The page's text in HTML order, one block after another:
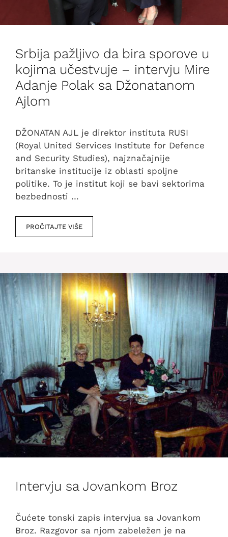
Srbija pažljivo da bira sporove u
kojima učestvuje – intervju Mire
Adanje Polak sa Džonatanom
Ajlom
DŽONATAN AJL je direktor instituta RUSI
(Royal United Services Institute for Defence
and Security Studies), najznačajnije
britanske institucije iz oblasti spoljne
politike. To je institut koji se bavi sektorima
bezbednosti …
PROČITAJTE VIŠE
Intervju sa Jovankom Broz
Čućete tonski zapis intervjua sa Jovankom
Broz. Razgovor sa njom zabeležen je na